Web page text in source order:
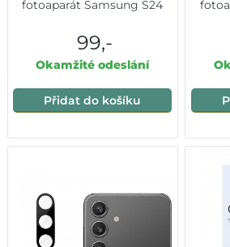
fotoaparát Samsung S24
99,-
Okamžité odeslání
Přidat do košíku